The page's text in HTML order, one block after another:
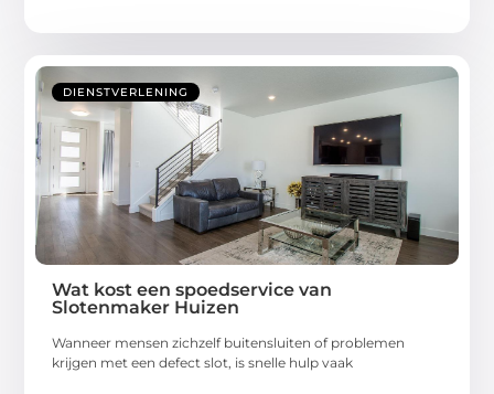
DIENSTVERLENING
Wat kost een spoedservice van
Slotenmaker Huizen
Wanneer mensen zichzelf buitensluiten of problemen
krijgen met een defect slot, is snelle hulp vaak